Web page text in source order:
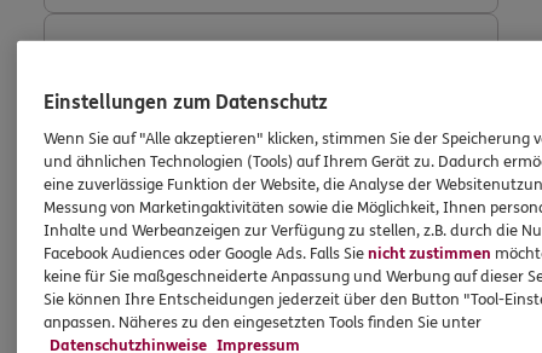
Facebook Custom Audience
Google Adwords Conversion Tracking
Einstellungen zum Datenschutz
Wenn Sie auf "Alle akzeptieren" klicken, stimmen Sie der Speicherung
und ähnlichen Technologien (Tools) auf Ihrem Gerät zu. Dadurch
eine zuverlässige Funktion der Website, die Analyse der
Messung von Marketingaktivitäten sowie die Möglichkeit, Ihnen
Inhalte und Werbeanzeigen zur Verfügung zu stellen, z.B. durch die
Facebook Audiences oder Google Ads. Falls Sienicht zustimmen
keine für Sie maßgeschneiderte Anpassung und Werbung auf dieser
Sie können Ihre Entscheidungen jederzeit über den Button "Tool-
anpassen. Näheres zu den eingesetzten Tools finden Sie unter
Datenschutzhinweise Impressum